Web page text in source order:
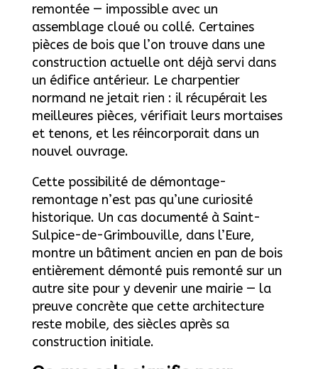
remontée — impossible avec un
assemblage cloué ou collé. Certaines
pièces de bois que l’on trouve dans une
construction actuelle ont déjà servi dans
un édifice antérieur. Le charpentier
normand ne jetait rien : il récupérait les
meilleures pièces, vérifiait leurs mortaises
et tenons, et les réincorporait dans un
nouvel ouvrage.
Cette possibilité de démontage-
remontage n’est pas qu’une curiosité
historique. Un cas documenté à Saint-
Sulpice-de-Grimbouville, dans l’Eure,
montre un bâtiment ancien en pan de bois
entièrement démonté puis remonté sur un
autre site pour y devenir une mairie — la
preuve concrète que cette architecture
reste mobile, des siècles après sa
construction initiale.